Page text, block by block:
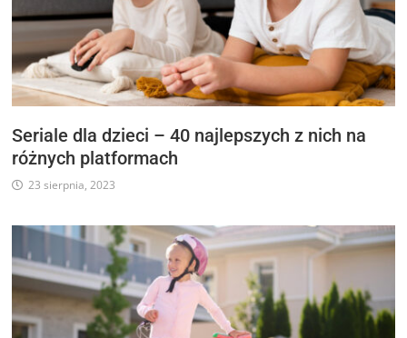
Seriale dla dzieci – 40 najlepszych z nich na
różnych platformach
23 sierpnia, 2023